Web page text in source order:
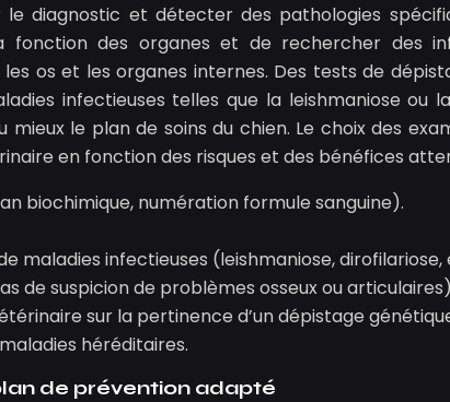
diagnostic et détecter des pathologies
fonction des organes et de rechercher des
os et les organes internes. Des tests de
infectieuses telles que la leishmaniose ou
le plan de soins du chien. Le choix des
en fonction des risques et des bénéfices
biochimique, numération formule sanguine).
maladies infectieuses (leishmaniose, dirofilariose,
de suspicion de problèmes osseux ou
sur la pertinence d’un dépistage
héréditaires.
de prévention adapté